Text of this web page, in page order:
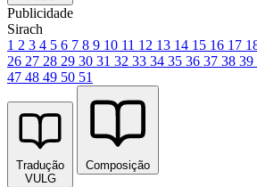
Publicidade
Sirach
1 2 3 4 5 6 7 8 9 10 11 12 13 14 15 16 17
26 27 28 29 30 31 32 33 34 35 36 37 38 39
47 48 49 50 51
Tradução
VULG
Composição